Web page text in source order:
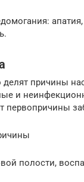
апатия,
делят причины
и
первопричины
полости,